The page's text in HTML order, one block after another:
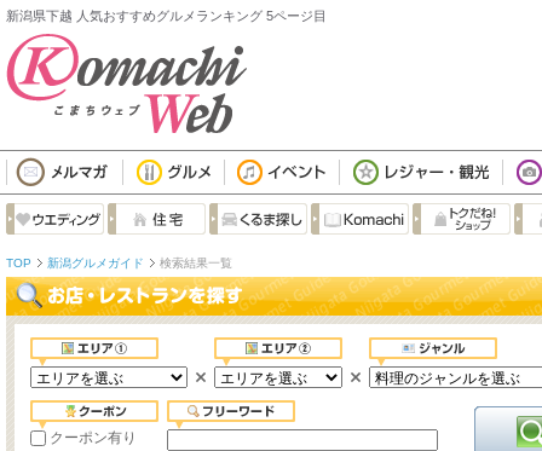
新潟県下越 人気おすすめグルメランキング 5ページ目
TOP 新潟グルメガイド 検索結果一覧
クーポン有り